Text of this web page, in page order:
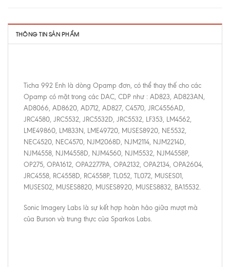
THÔNG TIN SẢN PHẨM
Ticha 992 Enh là dòng Opamp đơn, có thể thay thế cho các
Opamp có mặt trong các DAC, CDP như : AD823, AD823AN,
AD8066, AD8620, AD712, AD827, C4570, JRC4556AD,
JRC4580, JRC5532, JRC5532D, JRC5532, LF353, LM4562,
LME49860, LM833N, LME49720, MUSES8920, NE5532,
NEC4520, NEC4570, NJM2068D, NJM2114, NJM2214D,
NJM4558, NJM4558D, NJM4560, NJM5532, NJM4558P,
OP275, OPA1612, OPA2277PA, OPA2132, OPA2134, OPA2604,
JRC4558, RC4558D, RC4558P, TL052, TL072, MUSES01,
MUSES02, MUSES8820, MUSES8920, MUSES8832, BA15532.
Sonic Imagery Labs là sự kết hợp hoàn hảo giữa mượt mà
của Burson và trung thực của Sparkos Labs.